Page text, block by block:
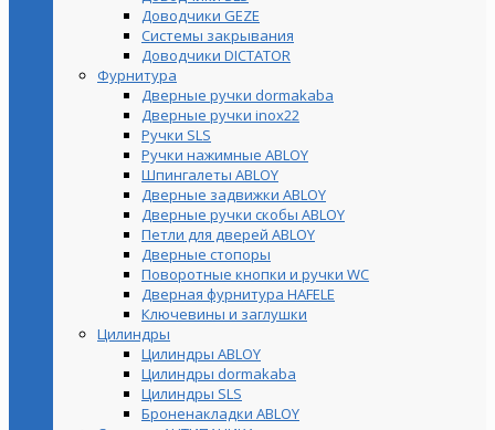
Доводчики GEZE
Cистемы закрывания
Доводчики DICTATOR
Фурнитура
Дверные ручки dormakaba
Дверные ручки inox22
Ручки SLS
Ручки нажимные ABLOY
Шпингалеты ABLOY
Дверные задвижки ABLOY
Дверные ручки скобы ABLOY
Петли для дверей ABLOY
Дверные стопоры
Поворотные кнопки и ручки WC
Дверная фурнитура HAFELE
Ключевины и заглушки
Цилиндры
Цилиндры ABLOY
Цилиндры dormakaba
Цилиндры SLS
Броненакладки ABLOY